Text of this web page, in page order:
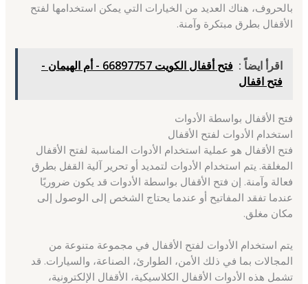
بالحروف، هناك العديد من الخيارات التي يمكن استخدامها لفتح
الأقفال بطرق مبتكرة وآمنة.
اقرأ ايضاً :
فتح أقفال الكويت 66897757 - أم الهيمان -
فتح اقفال
فتح الأقفال بواسطة الأدوات
استخدام الأدوات لفتح الأقفال
فتح الأقفال هو عملية استخدام الأدوات المناسبة لفتح الأقفال
المغلقة. يتم استخدام الأدوات لتمديد أو تحرير آلية القفل بطرق
فعالة وآمنة. إن فتح الأقفال بواسطة الأدوات قد يكون ضروريًا
عندما تفقد المفاتيح أو عندما يحتاج الشخص إلى الوصول إلى
مكان مغلق.
يتم استخدام الأدوات لفتح الأقفال في مجموعة متنوعة من
المجالات بما في ذلك الأمن، الطوارئ، الصناعة، والسيارات. قد
تشمل هذه الأدوات الأقفال الكلاسيكية، الأقفال الإلكترونية،